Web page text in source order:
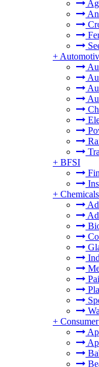
+
+ BFSI
+
+